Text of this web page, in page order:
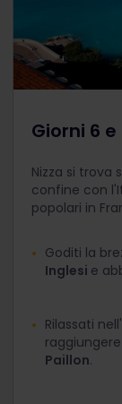
Giorni 6 e
Nizza si trova
confine con
popolari in
Goditi la
Inglesi e
Rilassati
Paillon.